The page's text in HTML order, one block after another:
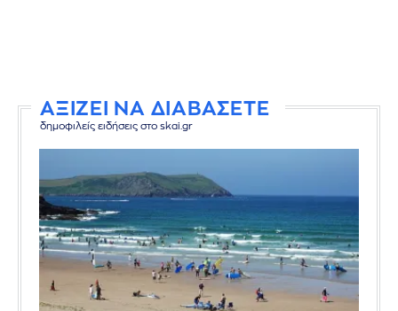
ΑΞΙΖΕΙ ΝΑ ΔΙΑΒΑΣΕΤΕ
δημοφιλείς ειδήσεις στο skai.gr